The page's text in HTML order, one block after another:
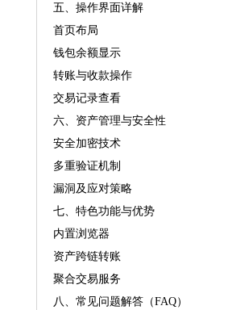
五、操作界面详解
首页布局
钱包余额显示
转账与收款操作
交易记录查看
六、资产管理与安全性
安全加密技术
多重验证机制
漏洞及应对策略
七、特色功能与优势
内置浏览器
资产跨链转账
聚合交易服务
八、常见问题解答（FAQ）